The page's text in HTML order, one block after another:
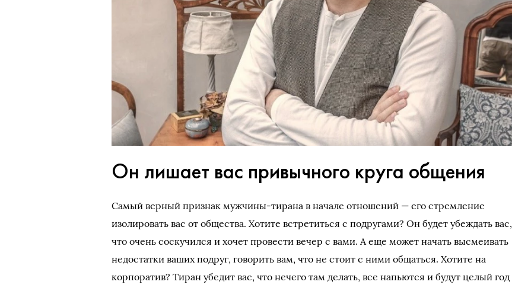
Он лишает вас привычного круга общения
Самый верный признак мужчины-тирана в начале отношений — его стремление
изолировать вас от общества. Хотите встретиться с подругами? Он будет убеждать вас,
что очень соскучился и хочет провести вечер с вами. А еще может начать высмеивать
недостатки ваших подруг, говорить вам, что не стоит с ними общаться. Хотите на
корпоратив? Тиран убедит вас, что нечего там делать, все напьются и будут целый год